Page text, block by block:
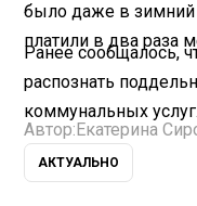
было даже в
платили в два раза
Ранее сообщалось,
распознать
коммунальных услуг.
Автор:Екатерина
АКТУАЛЬНО